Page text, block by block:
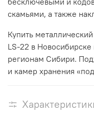
скамьями, а также
Купить
LS-22 в
регионам Сибири.
и камер хранения